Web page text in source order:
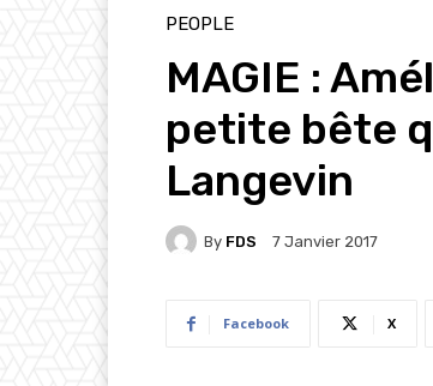
PEOPLE
MAGIE :
petite bête
Langevin
By FDS 7 Janvier 2017
Facebook X